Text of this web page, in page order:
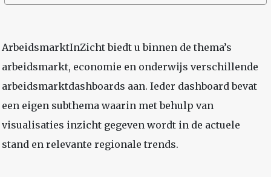
ArbeidsmarktInZicht biedt u binnen de thema’s
arbeidsmarkt, economie en onderwijs verschillende
arbeidsmarktdashboards aan. Ieder dashboard bevat
een eigen subthema waarin met behulp van
visualisaties inzicht gegeven wordt in de actuele
stand en relevante regionale trends.